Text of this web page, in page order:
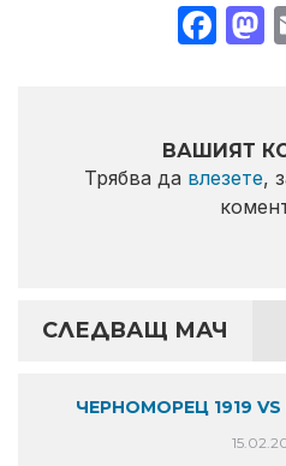
ВАШИЯТ
Трябва да влезете,
СЛЕДВАЩ МАЧ
ЧЕРНОМОРЕЦ 1919